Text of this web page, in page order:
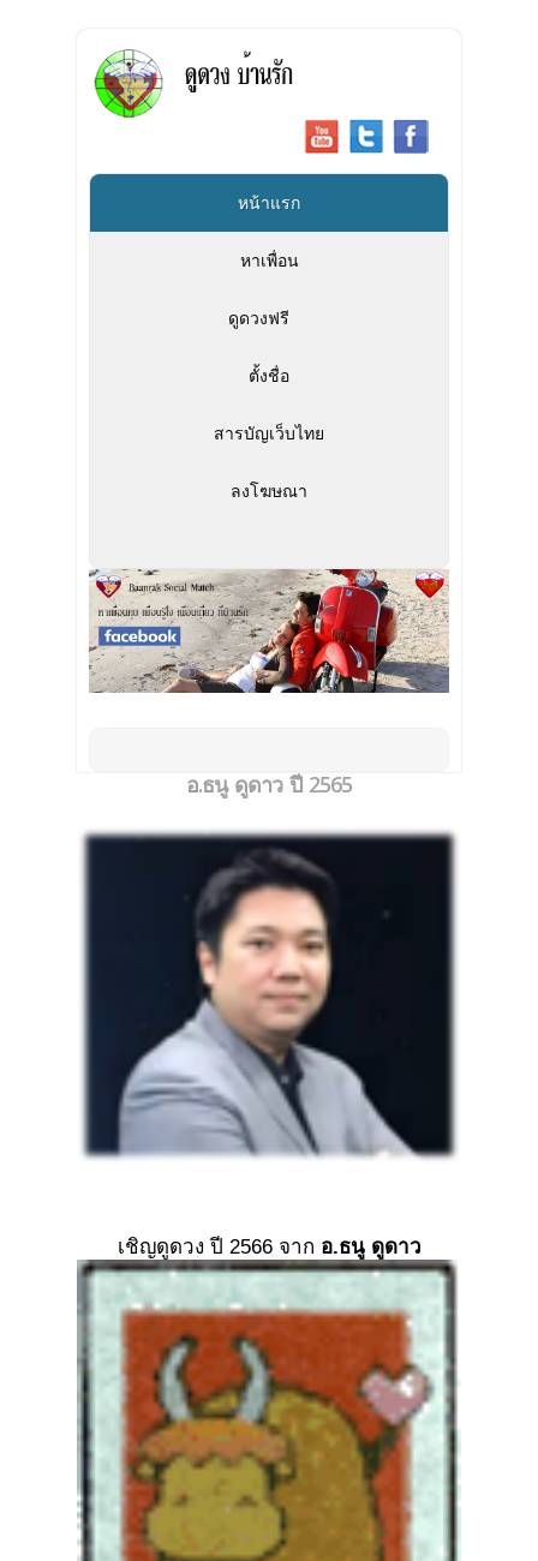
หน้าแรก
หาเพื่อน
ดูดวงฟรี
ตั้งชื่อ
สารบัญเว็บไทย
ลงโฆษณา
อ.ธนู ดูดาว ปี 2565
เชิญดูดวง ปี 2566 จาก อ.ธนู ดูดาว